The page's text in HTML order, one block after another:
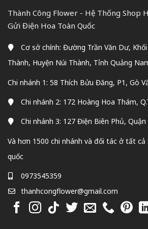
Thành Công Flower - Hệ Thống Shop
Gửi Điện Hoa Toàn Quốc
Cơ sở chính: Đường Trần Văn Dư,
Thành, Huyện Núi Thành, Tỉnh Quảng
Chi nhánh 1: 58 Thích Bửu Đăng, P1, Gò
Chi nhánh 2: 172 Hoàng Hoa Thám,
Chi nhánh 3: 127 Điện Biên Phủ, Quận
Và hơn 1500 chi nhánh và đối tác ở tất
quốc
0973545359
thanhcongflower@gmail.com